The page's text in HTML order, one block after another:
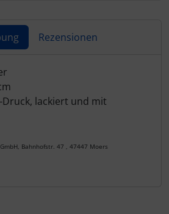
Rezensionen
lackiert und mit
Bahnhofstr. 47 , 47447 Moers